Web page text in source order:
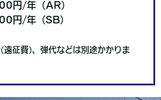
円/年（AR）
（SB）
征費)、弾代などは別途かかりま